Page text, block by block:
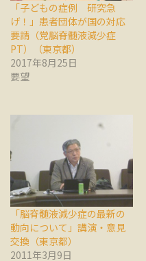
「子どもの症例 研究急
げ！」患者団体が国の対応
要請（党脳脊髄液減少症
PT）（東京都）
2017年8月25日
要望
「脳脊髄液減少症の最新の
動向について」講演・意見
交換（東京都）
2011年3月9日